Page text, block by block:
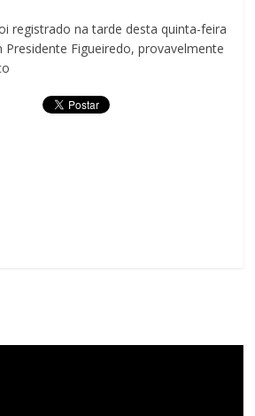
registrado na tarde desta quinta-feira
Presidente Figueiredo, provavelmente